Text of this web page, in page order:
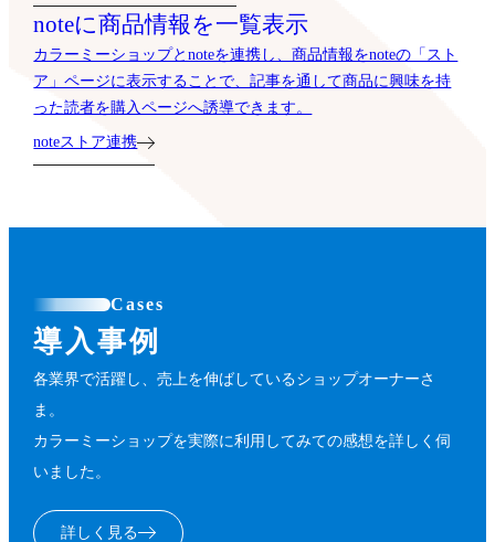
noteに商品情報を一覧表示
カラーミーショップとnoteを連携し、商品情報をnoteの「スト
ア」ページに表示することで、記事を通して商品に興味を持
った読者を購入ページへ誘導できます。
noteストア連携
Cases
導入事例
各業界で活躍し、売上を伸ばしているショップオーナーさ
ま。
カラーミーショップを実際に利用してみての感想を詳しく伺
いました。
詳しく見る